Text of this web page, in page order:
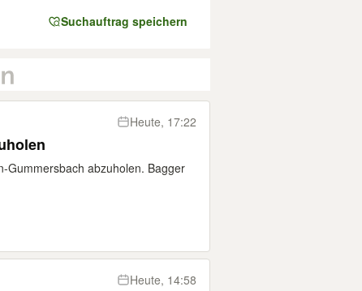
Suchauftrag speichern
Heute, 17:22
Gummersbach abzuholen. Bagger
Heute, 14:58